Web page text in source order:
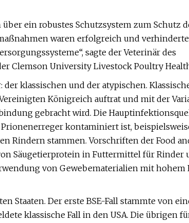
ein robustes Schutzsystem zum Schutz
waren erfolgreich und
sagte der Veterinär des
Clemson University Livestock Poultry
klassischen und der atypischen.
Königreich auftrat und mit der
gebracht wird. Die
kontaminiert ist,
Rindern stammen. Vorschriften der Food
Säugetierprotein in Futtermittel für Rinder
von Gewebematerialien mit hohem
Staaten. Der erste BSE-Fall stammte von
klassische Fall in den USA. Die übrigen